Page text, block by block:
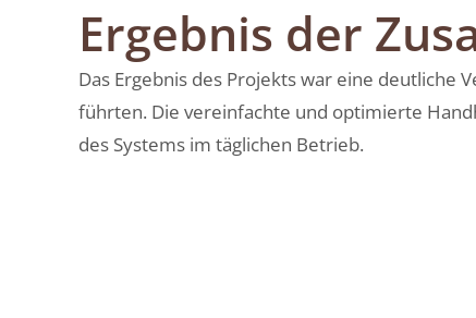
Ergebnis der
Das Ergebnis des Projekts war eine deutliche
führten. Die vereinfachte und optimierte
des Systems im täglichen Betrieb.
lea.sittermann@mind-logistik.de
Ihre Anfrage